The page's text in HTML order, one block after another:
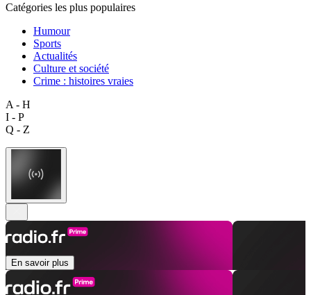
Catégories les plus populaires
Humour
Sports
Actualités
Culture et société
Crime : histoires vraies
A - H
I - P
Q - Z
En savoir plus